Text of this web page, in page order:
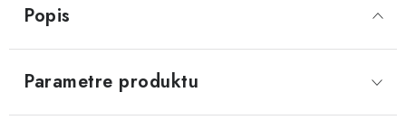
Popis
Parametre produktu